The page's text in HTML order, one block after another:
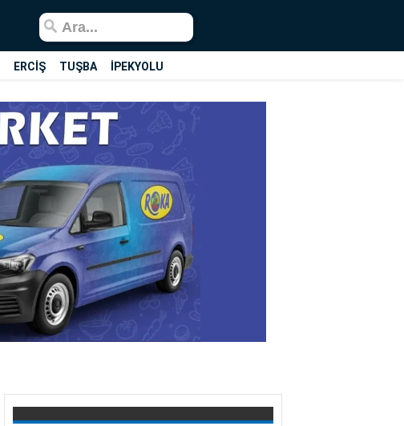
ERCİŞ TUŞBA İPEKYOLU